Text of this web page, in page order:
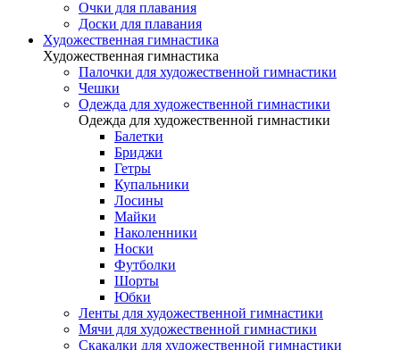
Очки для плавания
Доски для плавания
Художественная гимнастика
Художественная гимнастика
Палочки для художественной гимнастики
Чешки
Одежда для художественной гимнастики
Одежда для художественной гимнастики
Балетки
Бриджи
Гетры
Купальники
Лосины
Майки
Наколенники
Носки
Футболки
Шорты
Юбки
Ленты для художественной гимнастики
Мячи для художественной гимнастики
Скакалки для художественной гимнастики